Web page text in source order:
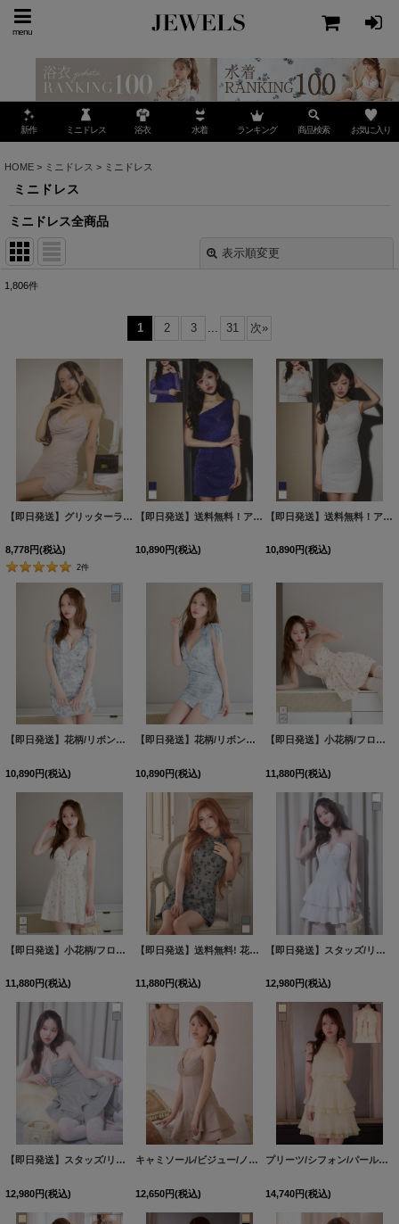
menu
新作 ミニドレス 浴衣 水着 ランキング 商品検索 お気に入り
HOME > ミニドレス > ミニドレス
ミニドレス
ミニドレス全商品
表示順変更
絞り込む
1,806件
1 2 3 31 次»
【即日発送】グリッターラメドレープキャミドレス/キャバドレス【XS-Lサイズ/1カラー】[OF03] 【YN】dzj
8,778円(税込)
2件
【即日発送】送料無料！アームカバー付シアーラメビジューワンショルミニドレス/キャバドレス【XS-Mサイズ/2カラー】[OF03]【YN】dzmsCA
10,890円(税込)
【即日発送】送料無料！アームカバー付シアーラメビジューワンショルミニドレス/キャバドレス【XS-Mサイズ/2カラー】[OF03]【YN】dzmsCA
10,890円(税込)
【即日発送】花柄/リボンショルダー/キャミソール/レース/チュール/ストレッチ/タイト/スリット/ミニドレス/キャバドレス【S-Mサイズ/2カラー】[OF03]【YN】dzjvCAC
10,890円(税込)
【即日発送】花柄/リボンショルダー/キャミソール/レース/チュール/ストレッチ/タイト/スリット/ミニドレス/キャバドレス【S-Mサイズ/2カラー】[OF03]【YN】dzjvCAC
10,890円(税込)
【即日発送】小花柄/フロントジップ/ホルターネック/リボン/シフォン/ギャザー/フレアー/谷間見せ/ミニドレス/キャバドレス【S-Mサイズ/2カラー】[OF03]【YN】dzmvBF
11,880円(税込)
【即日発送】小花柄/フロントジップ/ホルターネック/リボン/シフォン/ギャザー/フレアー/谷間見せ/ミニドレス/キャバドレス【S-Mサイズ/2カラー】[OF03]【YN】dzmvBF
11,880円(税込)
【即日発送】送料無料! 花柄/アメスリ/セットアップ/2ピース/ノースリーブ/Aライン/ミニドレス/キャバドレス【XS-Lサイズ/2カラー】【】[OF01]【SB】dzmvIA
11,880円(税込)
【即日発送】スタッズ/リボン/ホルターネック/2段ティアード/フレアー/谷間見せ/スーツ生地/ミニドレス/キャバドレス【XS-Mサイズ/2カラー】[OF03]【YN】dzwuBF
12,980円(税込)
【即日発送】スタッズ/リボン/ホルターネック/2段ティアード/フレアー/谷間見せ/スーツ生地/ミニドレス/キャバドレス【XS-Mサイズ/2カラー】[OF03]【YN】dzwuBF
12,980円(税込)
キャミソール/ビジュー/ノースリーブ/バックレースアップ/谷間見せ/フリルスカート/ミニドレス/キャバドレス【S-Mサイズ/1カラー】[OF03]【YN】dzwsBF【予約商品/9月上旬発送予定】
12,650円(税込)
プリーツ/シフォン/パールビジュー/ティアード/バックリボン/ノースリーブ/アメスリ/ミニドレス/キャバドレス【XS-Mサイズ/2カラー】[OF03]【YN】dzjvBF【予約商品/8月下旬発送予定】
14,740円(税込)